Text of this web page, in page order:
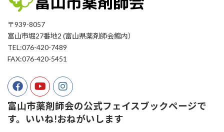
〒939-8057
富山市堀27番地2 (富山県薬剤師会館内）
TEL:076-420-7489
FAX:076-420-5451
富山市薬剤師会の公式フェイスブックページで
す。いいね!おねがいします